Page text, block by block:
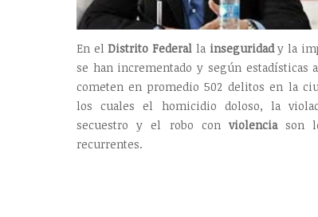
En el Distrito Federal la inseguridady la
se han incrementado y según estadísticas
cometen en promedio 502 delitos en la
los cuales el homicidio doloso, la
secuestro y el robo conviolenciason
recurrentes.